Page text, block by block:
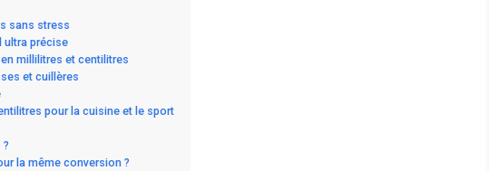
sans stress
ultra précise
millilitres et centilitres
et cuillères
pour la cuisine et le sport
la même conversion ?